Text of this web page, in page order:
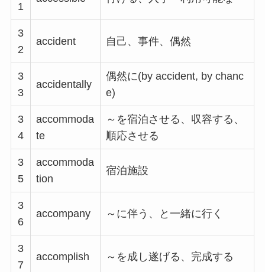
1
3
2
accident 自己、事件、偶然
3
3
accidentally
偶然に(by accident, by chanc
e)
3
4
accommoda
te
～を宿泊させる、収容する、
順応させる
3
5
accommoda
tion
宿泊施設
3
6
accompany ～に伴う、と一緒に行く
3
7
accomplish ～を成し遂げる、完成する